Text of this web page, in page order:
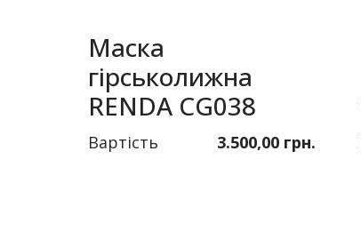
Маска
гірськолижна
RENDA CG038
Вартість 3.500,00 грн.